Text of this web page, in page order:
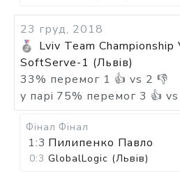
23 груд, 2018
Lviv Team Championship
SoftServe-1 (Львів)
33% перемог 1 👍 vs 2 👎
у парі 75% перемог 3 👍 vs
Фінал Фінал
1:3 Пилипенко Павло
0:3 GlobalLogic (Львів)